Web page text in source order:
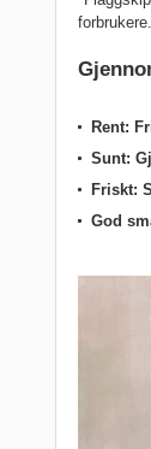
Rent:
Sunt:
Friskt:
God